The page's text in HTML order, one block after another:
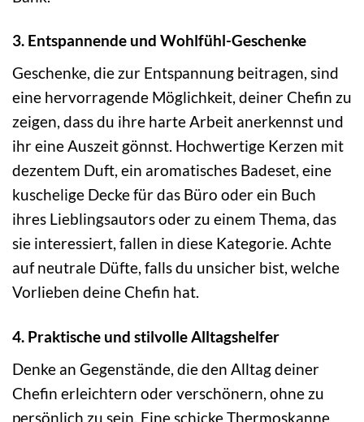
3. Entspannende und Wohlfühl-Geschenke
Geschenke, die zur Entspannung beitragen, sind
eine hervorragende Möglichkeit, deiner Chefin zu
zeigen, dass du ihre harte Arbeit anerkennst und
ihr eine Auszeit gönnst. Hochwertige Kerzen mit
dezentem Duft, ein aromatisches Badeset, eine
kuschelige Decke für das Büro oder ein Buch
ihres Lieblingsautors oder zu einem Thema, das
sie interessiert, fallen in diese Kategorie. Achte
auf neutrale Düfte, falls du unsicher bist, welche
Vorlieben deine Chefin hat.
4. Praktische und stilvolle Alltagshelfer
Denke an Gegenstände, die den Alltag deiner
Chefin erleichtern oder verschönern, ohne zu
persönlich zu sein. Eine schicke Thermoskanne